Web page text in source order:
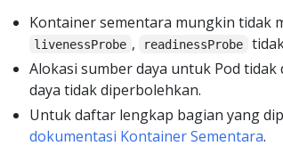
Kontainer sementara mungkin tidak
livenessProbe , readinessProbe
Alokasi sumber daya untuk Pod
daya tidak diperbolehkan.
Untuk daftar lengkap bagian yang
dokumentasi Kontainer Sementara.